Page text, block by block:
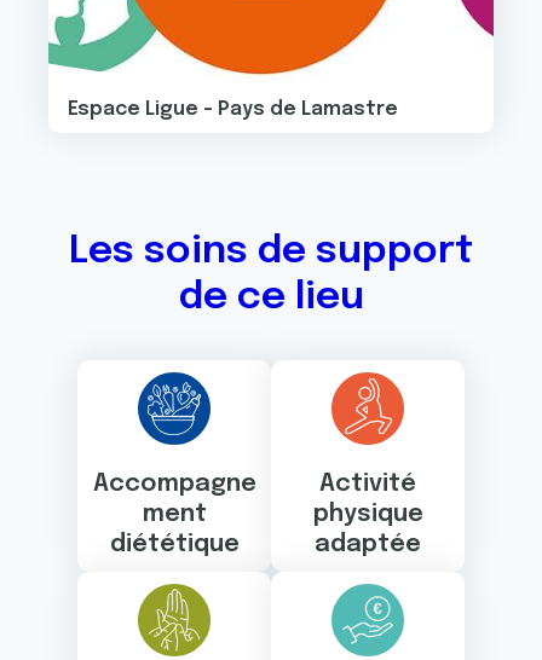
Espace Ligue - Pays de Lamastre
Les soins de support
de ce lieu
Accompagne
ment
diététique
Activité
physique
adaptée